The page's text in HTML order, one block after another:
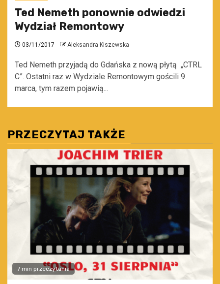
Ted Nemeth ponownie odwiedzi
Wydział Remontowy
03/11/2017 Aleksandra Kiszewska
Ted Nemeth przyjadą do Gdańska z nową płytą „CTRL
C”. Ostatni raz w Wydziale Remontowym gościli 9
marca, tym razem pojawią...
PRZECZYTAJ TAKŻE
7 min przeczytania